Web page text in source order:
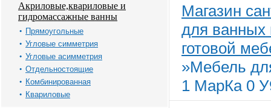
Акриловые,квариловые и
гидромассажные ванны
Прямоугольные
Угловые симметрия
Угловые асимметрия
Отдельностоящие
Комбинированная
Квариловые
Магазин
для ванных
готовой
»Мебель
1 МарКа 0